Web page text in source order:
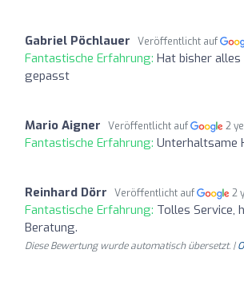
Gabriel Pöchlauer Veröffentlicht auf
Fantastische Erfahrung: Hat bisher
gepasst
Mario Aigner Veröffentlicht auf 2
Fantastische Erfahrung: Unterhaltsame
Reinhard Dörr Veröffentlicht auf 2
Fantastische Erfahrung: Tolles Service,
Beratung.
Diese Bewertung wurde automatisch übersetzt. |